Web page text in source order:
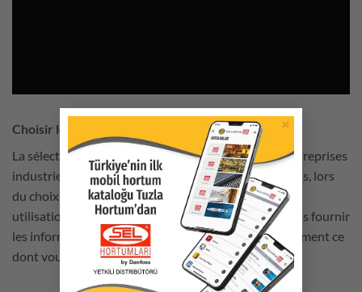
×
Choisir le bon produit - tuyau
La sélection des tuyaux est un processus dans les entreprises
industrielles commettent souvent des erreurs. Parfois, lors
du choix du bon produit, il peut y avoir une mauvaise
utilisation. Notre objectif dans cette vidéo est de vous fournir
les informations nécessaires pour déterminer exactement ce
dont vous avez besoin à l'étape de l'achat du produit.